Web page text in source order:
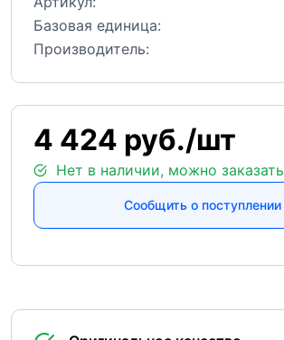
4 424 руб./шт
Нет в наличии, можно заказать
Сообщить о поступлении
Базовая единица:
Производитель: